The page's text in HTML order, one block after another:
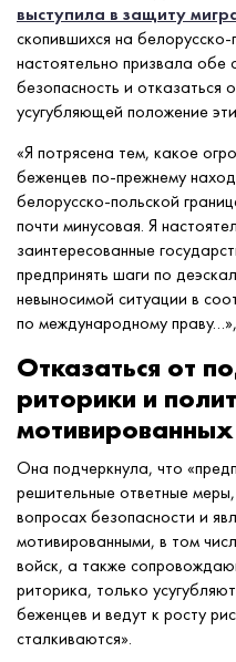
выступила в защиту
скопившихся на
настоятельно призвала обе
безопасность и отказаться
усугубляющей положение
«Я потрясена тем, какое
беженцев по-прежнему
белорусско-польской
почти минусовая. Я
заинтересованные
предпринять шаги по
невыносимой ситуации в
по международному
Отказаться от
риторики и
Она подчеркнула, что
решительные ответные
вопросах безопасности и
мотивированными, в том
войск, а также
риторика, только
беженцев и ведут к росту
сталкиваются».